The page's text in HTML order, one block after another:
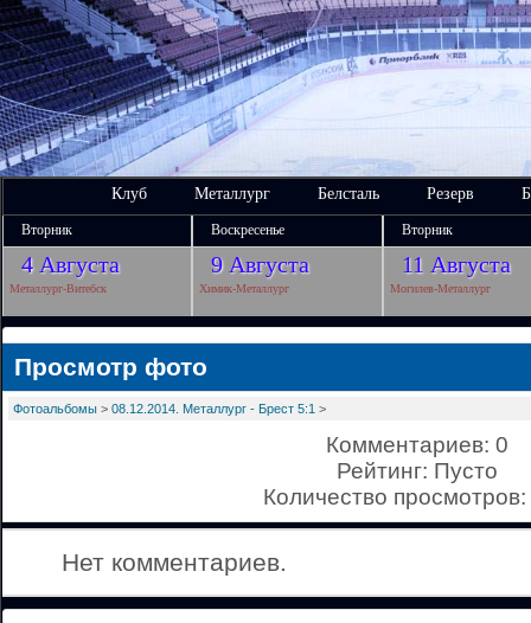
Клуб Металлург Белсталь Резерв
Вторник Воскресенье Вторник
4 Августа 9 Августа 11 Августа
Металлург-Витебск Химик-Металлург Могилев-Металлург
Просмотр фото
Фотоальбомы > 08.12.2014. Металлург - Брест 5:1 >
Комментариев: 0
Рейтинг: Пусто
Количество
Нет комментариев.